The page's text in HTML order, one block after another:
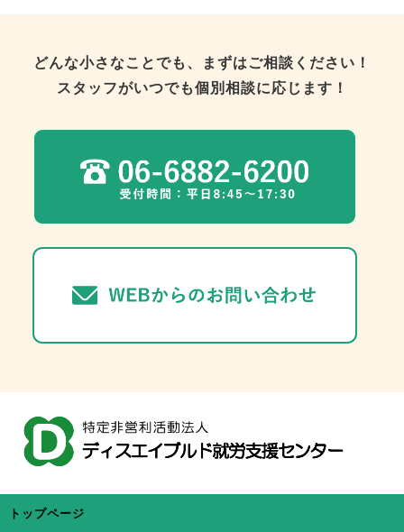
どんな小さなことでも、まずはご相談ください！
スタッフがいつでも個別相談に応じます！
トップページ